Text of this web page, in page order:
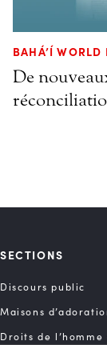
BAHÁ’Í
De
SECTIONS
Discours public
Maisons
Droits de l’homme